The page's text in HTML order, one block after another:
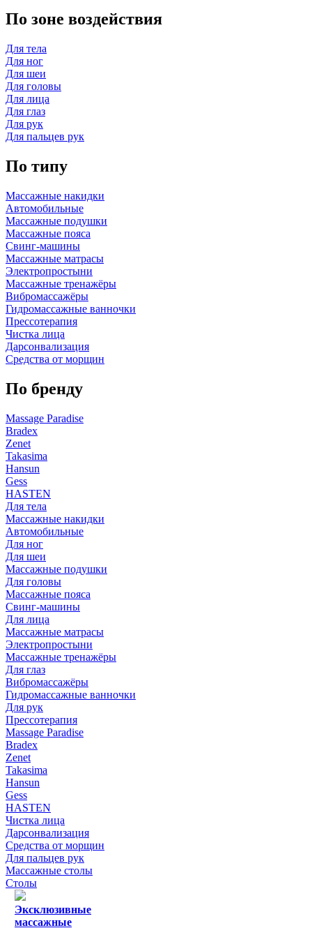
По зоне воздействия
Для тела
Для ног
Для шеи
Для головы
Для лица
Для глаз
Для рук
Для пальцев рук
По типу
Массажные накидки
Автомобильные
Массажные подушки
Массажные пояса
Свинг-машины
Массажные матрасы
Электропростыни
Массажные тренажёры
Вибромассажёры
Гидромассажные ванночки
Прессотерапия
Чистка лица
Дарсонвализация
Средства от морщин
По бренду
Massage Paradise
Bradex
Zenet
Takasima
Hansun
Gess
HASTEN
Для тела
Массажные накидки
Автомобильные
Для ног
Для шеи
Массажные подушки
Для головы
Массажные пояса
Свинг-машины
Для лица
Массажные матрасы
Электропростыни
Массажные тренажёры
Для глаз
Вибромассажёры
Гидромассажные ванночки
Для рук
Прессотерапия
Massage Paradise
Bradex
Zenet
Takasima
Hansun
Gess
HASTEN
Чистка лица
Дарсонвализация
Средства от морщин
Для пальцев рук
Массажные столы
Столы
Эксклюзивные
массажные